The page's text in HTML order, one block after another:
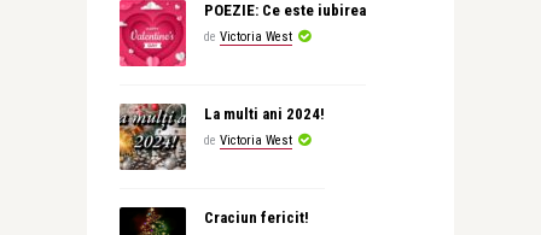
POEZIE: Ce este iubirea
de Victoria West
La multi ani 2024!
de Victoria West
Craciun fericit!